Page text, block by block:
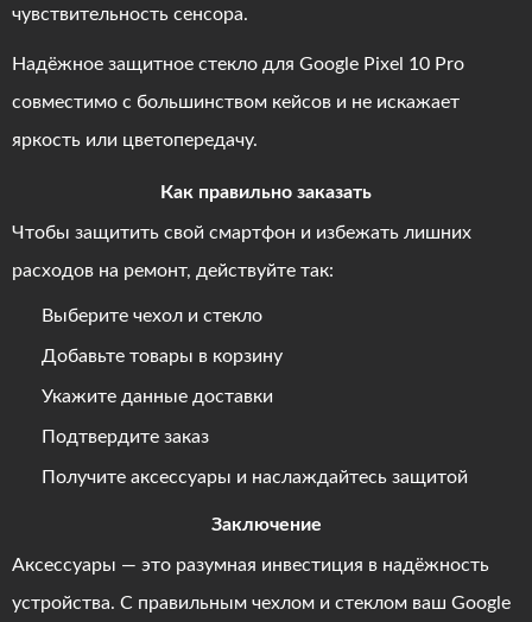
чувствительность сенсора.
Надёжное защитное стекло для Google Pixel 10 Pro
совместимо с большинством кейсов и не искажает
яркость или цветопередачу.
Как правильно заказать
Чтобы защитить свой смартфон и избежать лишних
расходов на ремонт, действуйте так:
Выберите чехол и стекло
Добавьте товары в корзину
Укажите данные доставки
Подтвердите заказ
Получите аксессуары и наслаждайтесь защитой
Заключение
Аксессуары — это разумная инвестиция в надёжность
устройства. С правильным чехлом и стеклом ваш Google